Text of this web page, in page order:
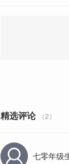
精选评论 （2）
七零年级